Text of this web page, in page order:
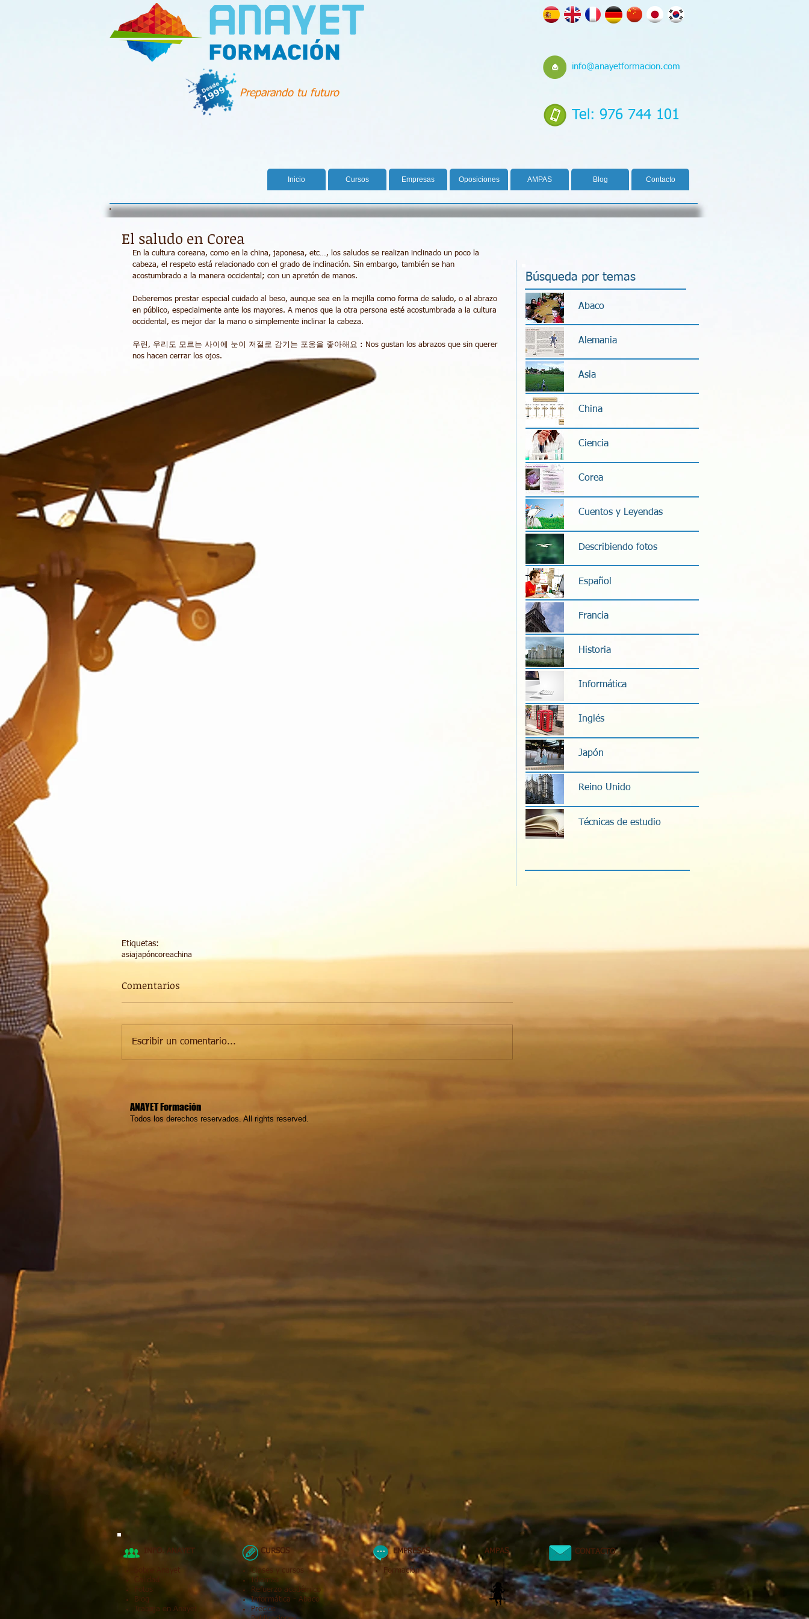
Preparando tu futuro
info@anayetformacion.com
Tel: 976 744 101
Inicio Cursos Empresas Oposiciones AMPAS Blog Contacto
El saludo en Corea
En la cultura coreana, como en la china, japonesa, etc…, los saludos se realizan inclinado un poco la
cabeza, el respeto está relacionado con el grado de inclinación. Sin embargo, también se han
acostumbrado a la manera occidental; con un apretón de manos.
Deberemos prestar especial cuidado al beso, aunque sea en la mejilla como forma de saludo, o al abrazo
en público, especialmente ante los mayores. A menos que la otra persona esté acostumbrada a la cultura
occidental, es mejor dar la mano o simplemente inclinar la cabeza.
우린, 우리도 모르는 사이에 눈이 저절로 감기는 포옹을 좋아해요 : Nos gustan los abrazos que sin querer
nos hacen cerrar los ojos.
Etiquetas:
asiajapóncoreachina
Comentarios
Escribir un comentario...
ANAYET Formación
Todos los derechos reservados. All rights reserved.
Búsqueda por temas
Abaco
Alemania
Asia
China
Ciencia
Corea
Cuentos y Leyendas
Describiendo fotos
Español
Francia
Historia
Informática
Inglés
Japón
Reino Unido
Técnicas de estudio
INFO. ANAYET
Sobre Anayet
Fotos
Blog
Trabaja en Anayet
CURSOS
Clases y cursos
Idiomas
Refuerzo académico
Informática - Abaco
Precios
EMPRESAS
Formación
AMPAS CONTACTO